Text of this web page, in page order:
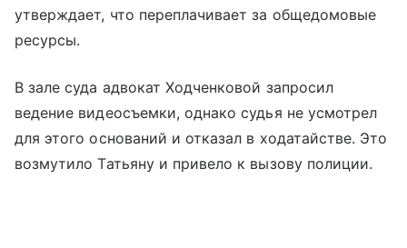
утверждает, что переплачивает за общедомовые
ресурсы.
В зале суда адвокат Ходченковой запросил
ведение видеосъемки, однако судья не усмотрел
для этого оснований и отказал в ходатайстве. Это
возмутило Татьяну и привело к вызову полиции.